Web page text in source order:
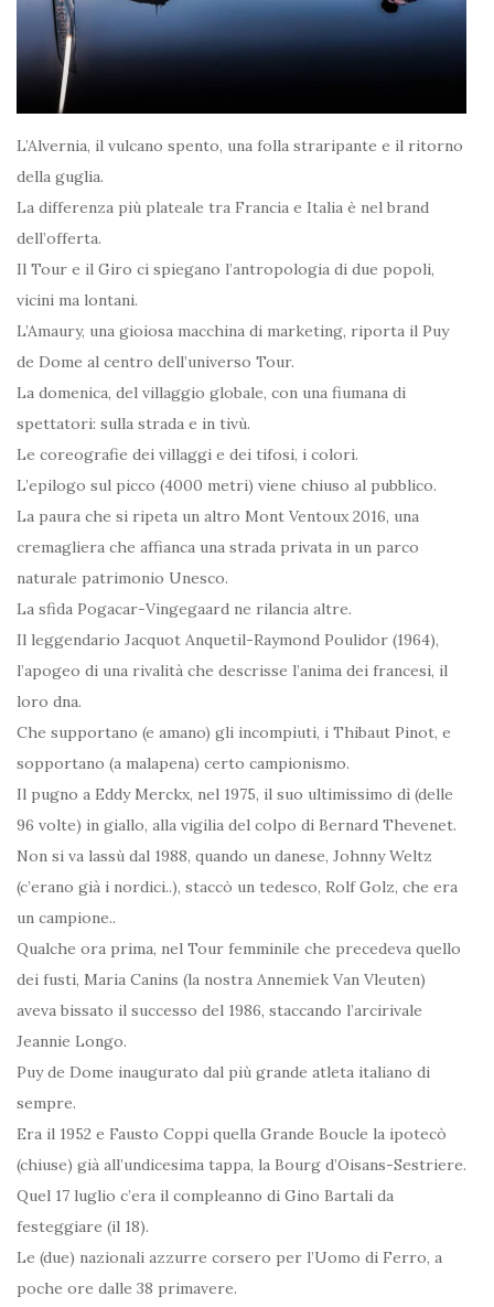
L’Alvernia, il vulcano spento, una folla straripante e il ritorno
della guglia.
La differenza più plateale tra Francia e Italia è nel brand
dell’offerta.
Il Tour e il Giro ci spiegano l’antropologia di due popoli,
vicini ma lontani.
L’Amaury, una gioiosa macchina di marketing, riporta il Puy
de Dome al centro dell’universo Tour.
La domenica, del villaggio globale, con una fiumana di
spettatori: sulla strada e in tivù.
Le coreografie dei villaggi e dei tifosi, i colori.
L’epilogo sul picco (4000 metri) viene chiuso al pubblico.
La paura che si ripeta un altro Mont Ventoux 2016, una
cremagliera che affianca una strada privata in un parco
naturale patrimonio Unesco.
La sfida Pogacar-Vingegaard ne rilancia altre.
Il leggendario Jacquot Anquetil-Raymond Poulidor (1964),
l’apogeo di una rivalità che descrisse l’anima dei francesi, il
loro dna.
Che supportano (e amano) gli incompiuti, i Thibaut Pinot, e
sopportano (a malapena) certo campionismo.
Il pugno a Eddy Merckx, nel 1975, il suo ultimissimo dì (delle
96 volte) in giallo, alla vigilia del colpo di Bernard Thevenet.
Non si va lassù dal 1988, quando un danese, Johnny Weltz
(c’erano già i nordici..), staccò un tedesco, Rolf Golz, che era
un campione..
Qualche ora prima, nel Tour femminile che precedeva quello
dei fusti, Maria Canins (la nostra Annemiek Van Vleuten)
aveva bissato il successo del 1986, staccando l’arcirivale
Jeannie Longo.
Puy de Dome inaugurato dal più grande atleta italiano di
sempre.
Era il 1952 e Fausto Coppi quella Grande Boucle la ipotecò
(chiuse) già all’undicesima tappa, la Bourg d’Oisans-Sestriere.
Quel 17 luglio c’era il compleanno di Gino Bartali da
festeggiare (il 18).
Le (due) nazionali azzurre corsero per l’Uomo di Ferro, a
poche ore dalle 38 primavere.